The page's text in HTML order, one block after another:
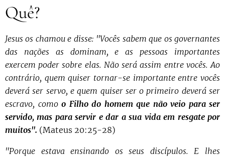
Quê?
Jesus os chamou e disse: "Vocês sabem que os governantes
das nações as dominam, e as pessoas importantes
exercem poder sobre elas. Não será assim entre vocês. Ao
contrário, quem quiser tornar-se importante entre vocês
deverá ser servo, e quem quiser ser o primeiro deverá ser
escravo, como o Filho do homem que não veio para ser
servido, mas para servir e dar a sua vida em resgate por
muitos". (Mateus 20:25-28)
"Porque estava ensinando os seus discípulos. E lhes